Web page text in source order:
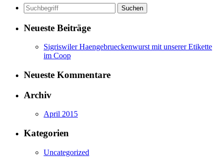
Neueste Beiträge
Sigriswiler Haengebrueckenwurst mit unserer Etikette
im Coop
Neueste Kommentare
Archiv
April 2015
Kategorien
Uncategorized